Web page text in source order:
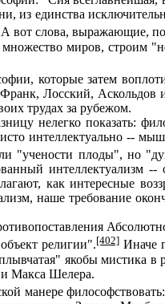
из единства
вот слова, выражающие,
миров, строим
которые затем
Франк, Лосский,
трудах за рубежом.
нелегко показать:
интеллектуально --
"учености плоды", но
интеллектуализм --
как интересные
наше требование
религии".[402]Иначе
якобы мистика
и Макса Шелера.
манере